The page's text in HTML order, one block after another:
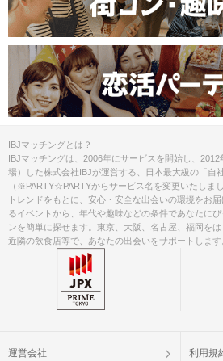
IBJマッチングとは？
IBJマッチングは、2006年にサービスを開始し、
場）した株式会社IBJが運営する、日本最大級の「自
（※PARTY☆PARTYからサービス名を変更いたしま
トレンドをもとに、安心・安全な出会いの環境をお
るイベントから、年代や趣味などの条件であなたに
ンを簡単に探せます。東京、大阪、名古屋、福岡を
近隣の飲食店等で、あなたの出会いをサポートします
運営会社 利用規